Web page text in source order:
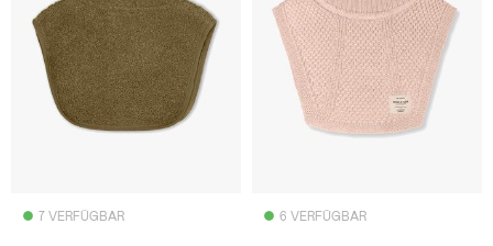
7 VERFÜGBAR 6 VERFÜGBAR